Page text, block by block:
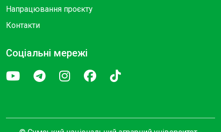
Напрацювання проєкту
Контакти
Соціальні мережі